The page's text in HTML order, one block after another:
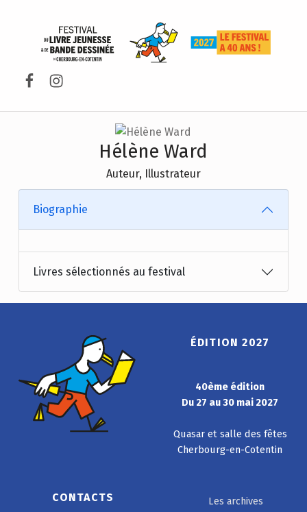
Facebook
Instagram
Hélène Ward
Auteur, Illustrateur
Biographie
Livres sélectionnés au festival
ÉDITION 2027
40ème édition
Du 27 au 30 mai 2027
Quasar et salle des fêtes
Cherbourg-en-Cotentin
CONTACTS
Les archives